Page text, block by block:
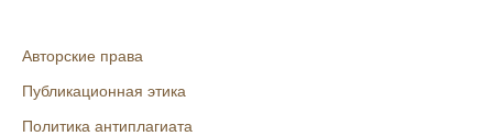
Авторские права
Публикационная этика
Политика антиплагиата